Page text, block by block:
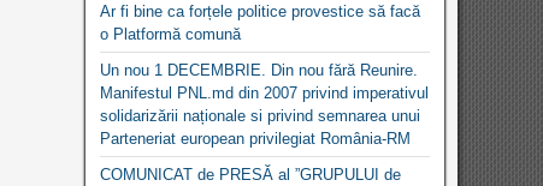
Ar fi bine ca forțele politice provestice să facă
o Platformă comună
Un nou 1 DECEMBRIE. Din nou fără Reunire.
Manifestul PNL.md din 2007 privind imperativul
solidarizării naționale si privind semnarea unui
Parteneriat european privilegiat România-RM
COMUNICAT de PRESĂ al ”GRUPULUI de